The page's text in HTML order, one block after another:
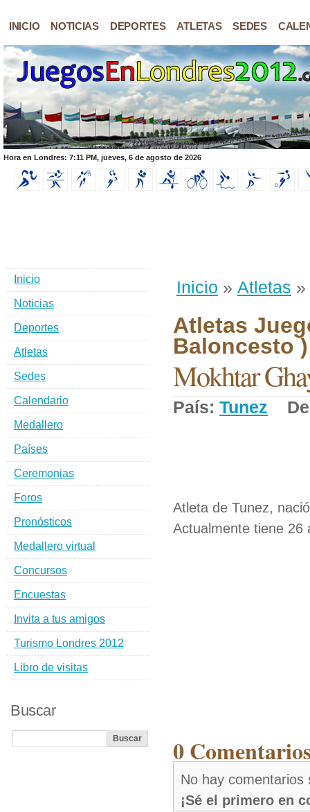
INICIO NOTICIAS DEPORTES ATLETAS SEDES
Hora en Londres: 7:11 PM, jueves, 6 de agosto de 2026
Inicio » Atletas »
Atletas
Baloncesto )
Mokhtar
País: Tunez
Atleta de Tunez,
Actualmente tiene 26
0
No hay
¡Sé el primero en
Inicio
Noticias
Deportes
Atletas
Sedes
Calendario
Medallero
Países
Ceremonias
Foros
Pronósticos
Medallero virtual
Concursos
Encuestas
Invita a tus amigos
Turismo Londres 2012
Libro de visitas
Buscar